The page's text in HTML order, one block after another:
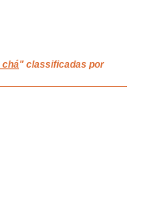
chá" classificadas por